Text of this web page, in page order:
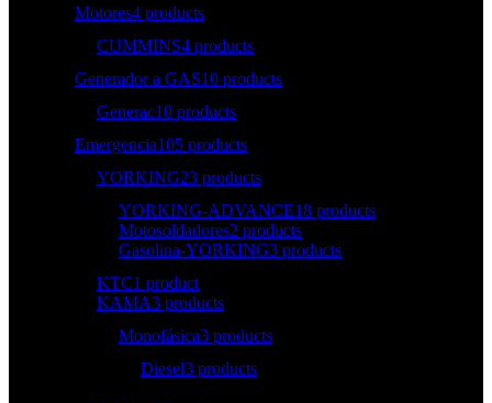
Motores4 products
CUMMINS4 products
Generador a GAS10 products
Generac10 products
Emergencia105 products
YORKING23 products
YORKING-ADVANCE18 products
Motosoldadores2 products
Gasolina-YORKING3 products
KTC1 product
KAMA3 products
Monofásica3 products
Diesel3 products